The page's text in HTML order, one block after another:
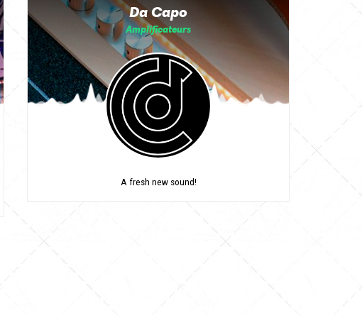
Da Capo
Amplificateurs
A fresh new sound!